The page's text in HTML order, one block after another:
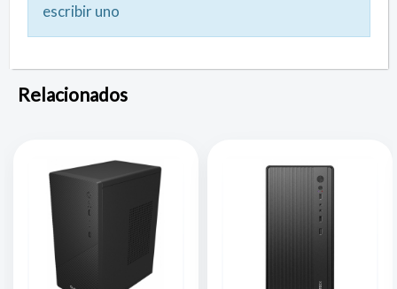
escribir uno
Relacionados